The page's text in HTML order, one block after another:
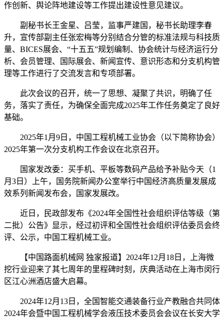
作创新、舆论阵地建设等工作提出建设性意见建议。
副秘书长王金星、吕莹，监事严建国，秘书长助理李春
升，宣传部副主任张宏梅等分别结合分管的标准法规与科技质
量、BICES展会、“十五五”规划编制、协会统计与经济运行分
析、会员管理、国际展会、新闻宣传、意识形态和分支机构管
理等工作进行了交流发言和专项部署。
此次会议的召开，统一了思想、凝聚了共识，明确了任
务，落实了责任，为确保全面完成2025年工作任务奠定了良好
基础。
2025年1月9日，中国工程机械工业协会（以下简称协会）
2025年第一次分支机构工作会议在北京召开。
国家发改委：买手机、平板等数码产品给予补贴今天（1
月3日）上午，国务院新闻办公室举行中国经济高质量发展成
效系列新闻发布会，国家发展改。
近日，民政部发布《2024年全国性社会组织评估等级（第
二批）公告》显示，经过初评和全国性社会组织评估委员会终
评、公示，中国工程机械工业。
【中国路面机械网 独家报道】2024年12月18日，上海微
挖行业迎来了其七周年的里程碑时刻，庆典活动在上海市闵行
区江心洲酒店盛大启幕。
2024年12月13日，全国智能交通装备行业产教融合共同体
2024年会暨中国工程机械学会液压技术委员会会议在长安大学